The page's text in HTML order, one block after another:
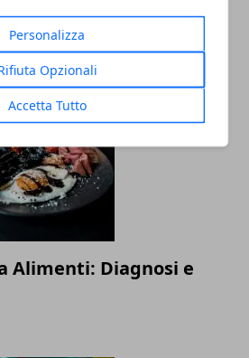
Personalizza
Opzionali
Accetta Tutto
da sfatare prima di
Alimenti: Diagnosi e